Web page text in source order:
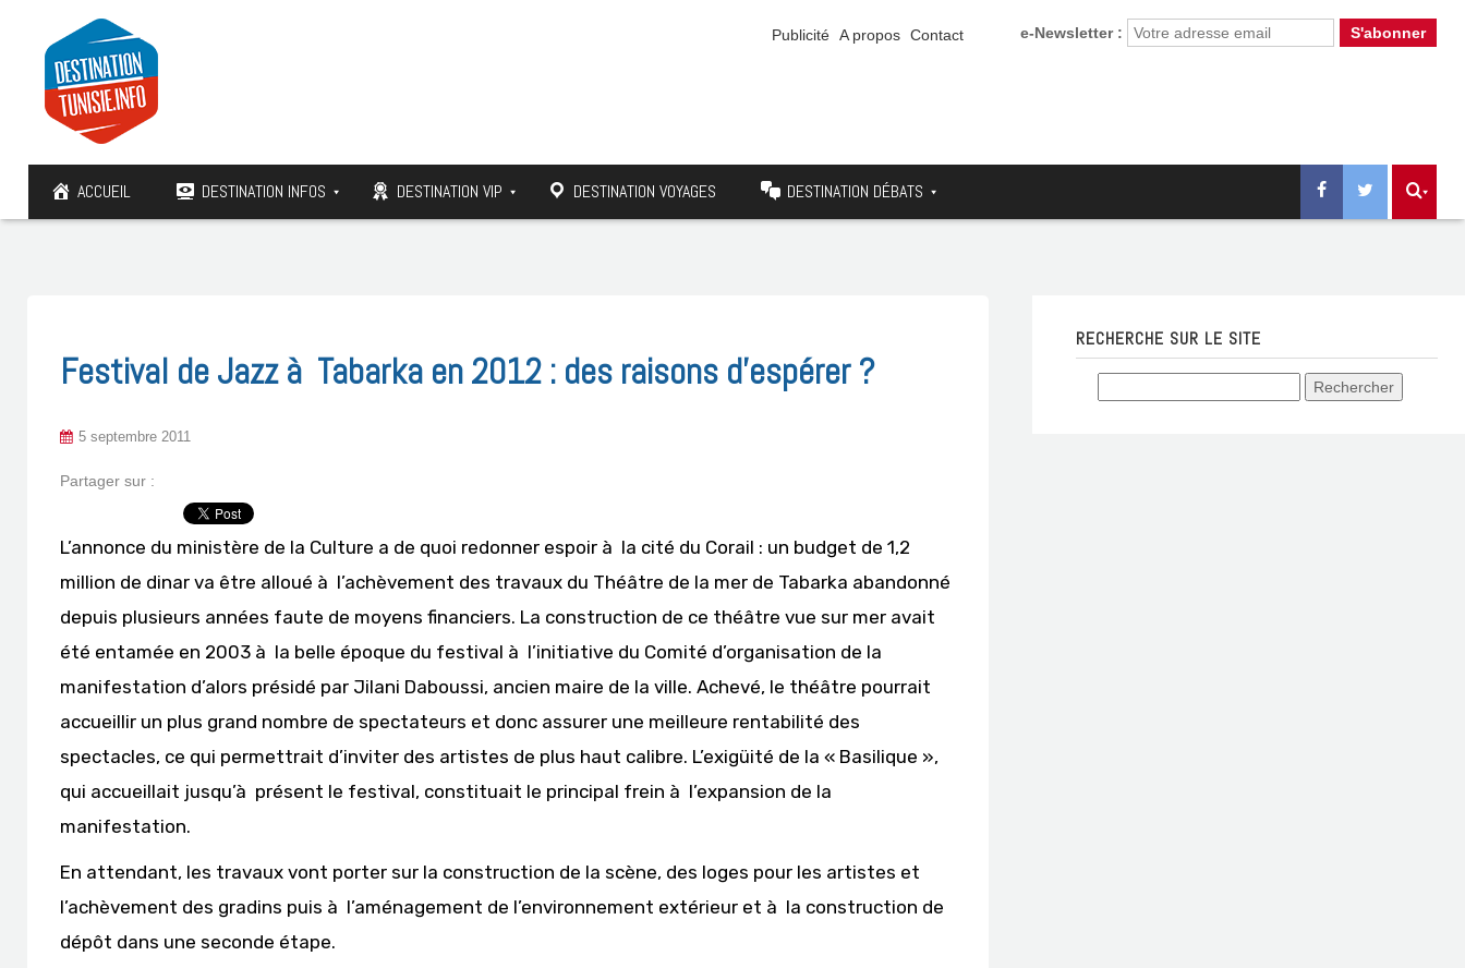
e-Newsletter :
Publicité A propos Contact
ACCUEIL DESTINATION INFOS DESTINATION VIP DESTINATION VOYAGES DESTINATION DÉBATS
Festival de Jazz à Tabarka en 2012 : des raisons d’espérer ?
5 septembre 2011
Partager sur :
L’annonce du ministère de la Culture a de quoi redonner espoir à la cité du Corail : un budget de 1,2
million de dinar va être alloué à l’achèvement des travaux du Théâtre de la mer de Tabarka abandonné
depuis plusieurs années faute de moyens financiers. La construction de ce théâtre vue sur mer avait
été entamée en 2003 à la belle époque du festival à l’initiative du Comité d’organisation de la
manifestation d’alors présidé par Jilani Daboussi, ancien maire de la ville. Achevé, le théâtre pourrait
accueillir un plus grand nombre de spectateurs et donc assurer une meilleure rentabilité des
spectacles, ce qui permettrait d’inviter des artistes de plus haut calibre. L’exigüité de la « Basilique »,
qui accueillait jusqu’à présent le festival, constituait le principal frein à l’expansion de la
manifestation.
En attendant, les travaux vont porter sur la construction de la scène, des loges pour les artistes et
l’achèvement des gradins puis à l’aménagement de l’environnement extérieur et à la construction de
dépôt dans une seconde étape.
RECHERCHE SUR LE SITE